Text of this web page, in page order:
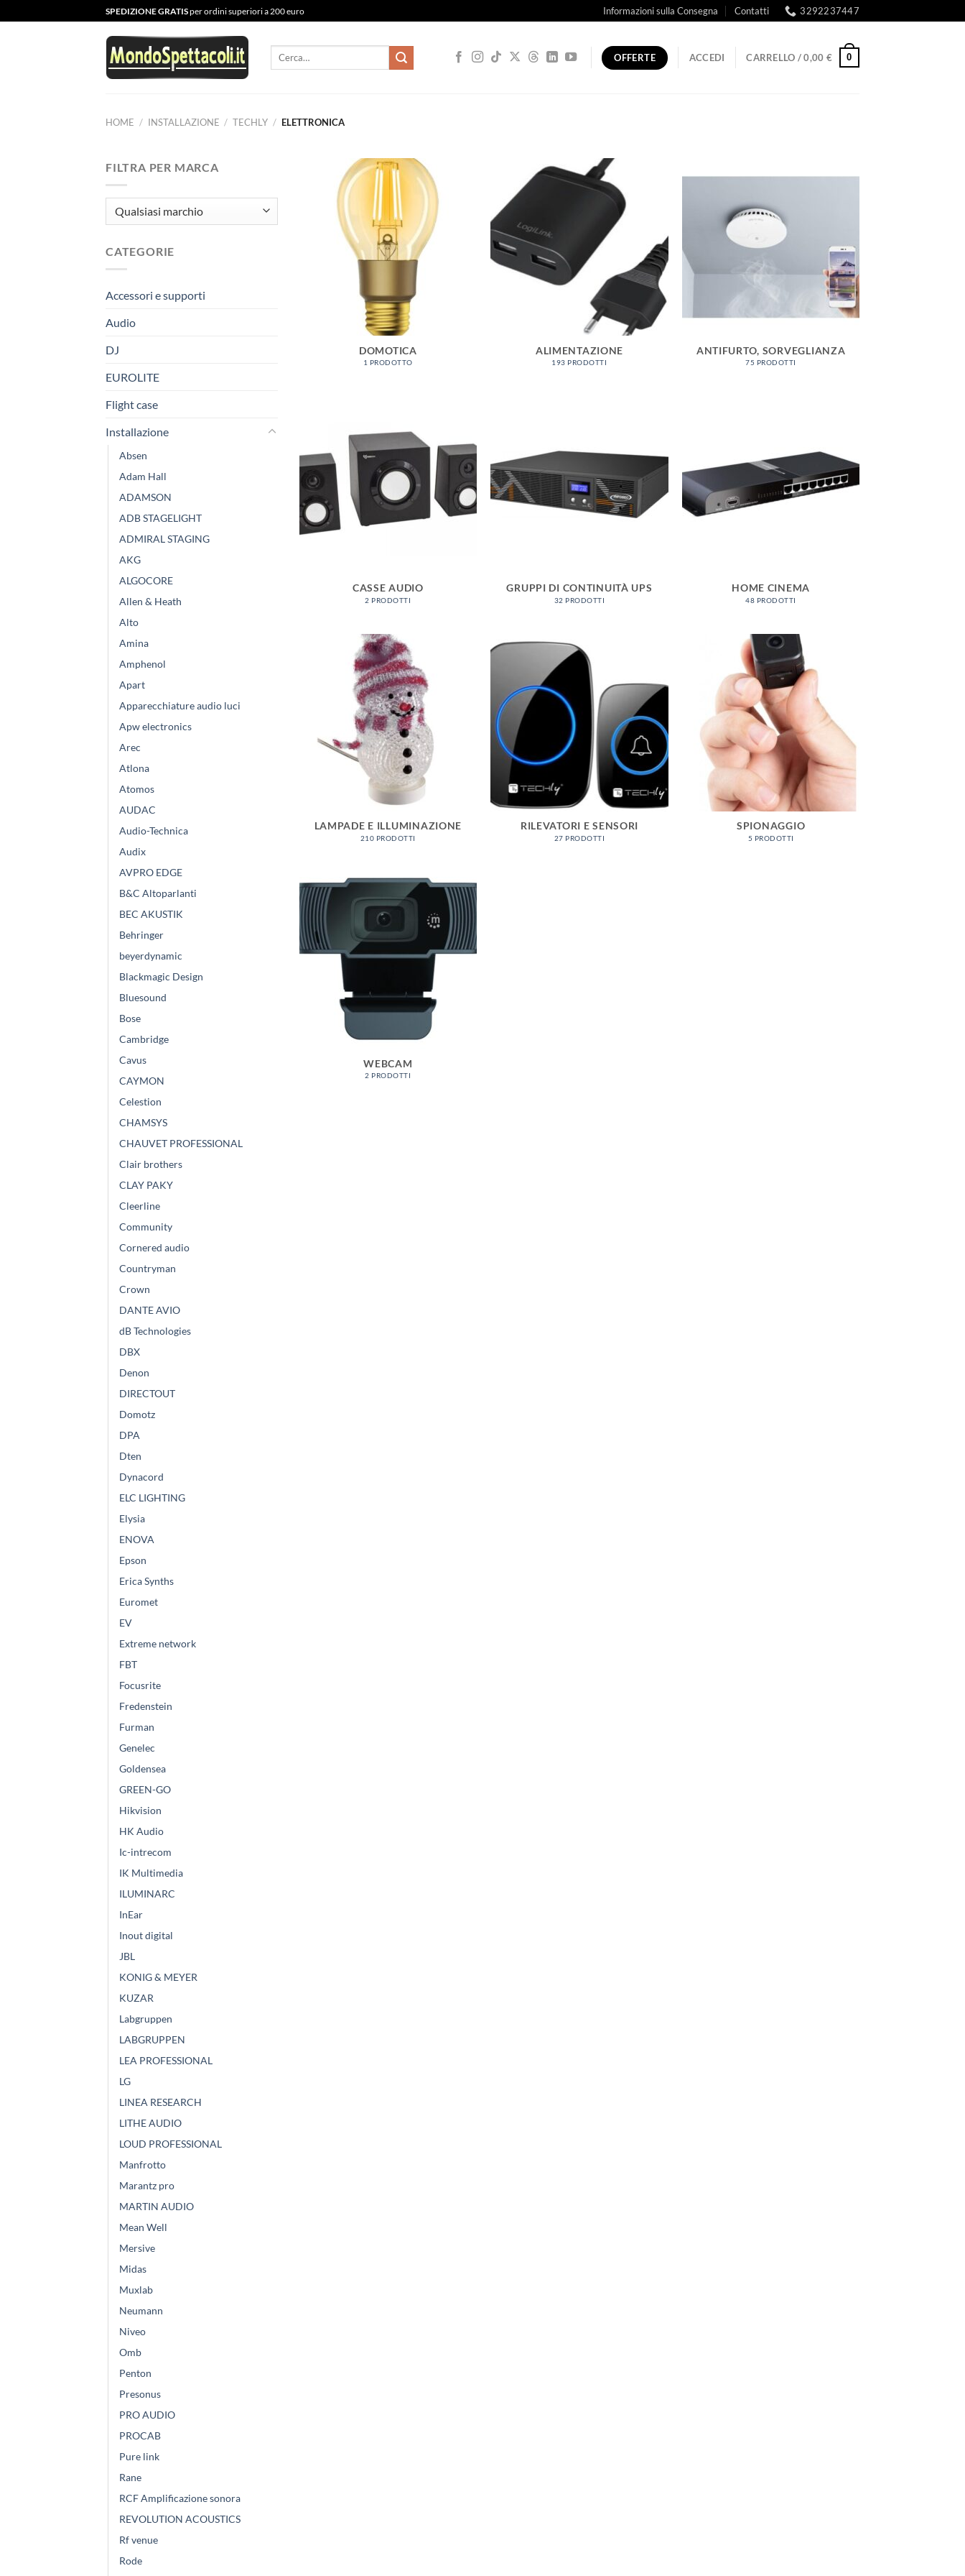
ai
SPEDIZIONE GRATISper ordini superiori a 200 euro Informazioni sulla Consegna Contatti 3292237447
Cerca: OFFERTE ACCEDI CARRELLO /0,00 € 0
HOME / INSTALLAZIONE / TECHLY / ELETTRONICA
FILTRA PER MARCA
CATEGORIE
Accessori e supporti
Audio
DJ
EUROLITE
Flight case
Installazione
Absen
Adam Hall
ADAMSON
ADB STAGELIGHT
ADMIRAL STAGING
AKG
ALGOCORE
Allen & Heath
Alto
Amina
Amphenol
Apart
Apparecchiature audio luci
Apw electronics
Arec
Atlona
Atomos
AUDAC
Audio-Technica
Audix
AVPRO EDGE
B&C Altoparlanti
BEC AKUSTIK
Behringer
beyerdynamic
Blackmagic Design
Bluesound
Bose
Cambridge
Cavus
CAYMON
Celestion
CHAMSYS
CHAUVET PROFESSIONAL
Clair brothers
CLAY PAKY
Cleerline
Community
Cornered audio
Countryman
Crown
DANTE AVIO
dB Technologies
DBX
Denon
DIRECTOUT
Domotz
DPA
Dten
Dynacord
ELC LIGHTING
Elysia
ENOVA
Epson
Erica Synths
Euromet
EV
Extreme network
FBT
Focusrite
Fredenstein
Furman
Genelec
Goldensea
GREEN-GO
Hikvision
HK Audio
Ic-intrecom
IK Multimedia
ILUMINARC
InEar
Inout digital
JBL
KONIG & MEYER
KUZAR
Labgruppen
LABGRUPPEN
LEA PROFESSIONAL
LG
LINEA RESEARCH
LITHE AUDIO
LOUD PROFESSIONAL
Manfrotto
Marantz pro
MARTIN AUDIO
Mean Well
Mersive
Midas
Muxlab
Neumann
Niveo
Omb
Penton
Presonus
PRO AUDIO
PROCAB
Pure link
Rane
RCF Amplificazione sonora
REVOLUTION ACOUSTICS
Rf venue
Rode
DOMOTICA
1 PRODOTTO
ALIMENTAZIONE
193 PRODOTTI
ANTIFURTO, SORVEGLIANZA
75 PRODOTTI
CASSE AUDIO
2 PRODOTTI
GRUPPI DI CONTINUITÀ UPS
32 PRODOTTI
HOME CINEMA
48 PRODOTTI
LAMPADE E ILLUMINAZIONE
210 PRODOTTI
RILEVATORI E SENSORI
27 PRODOTTI
SPIONAGGIO
5 PRODOTTI
WEBCAM
2 PRODOTTI